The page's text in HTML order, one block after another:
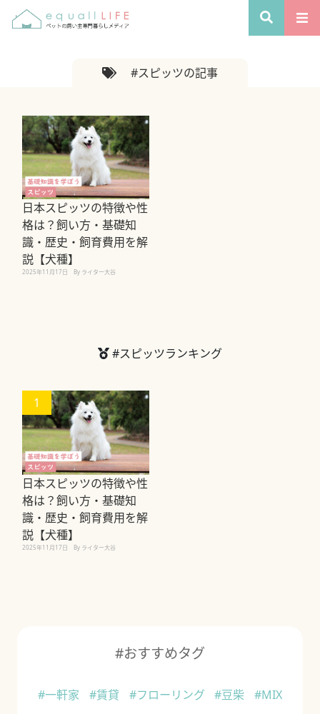
#スピッツの記事
日本スピッツの特徴や性
格は？飼い方・基礎知
識・歴史・飼育費用を解
説【犬種】
2025年11月17日 By ライター大谷
#スピッツランキング
1
日本スピッツの特徴や性
格は？飼い方・基礎知
識・歴史・飼育費用を解
説【犬種】
2025年11月17日 By ライター大谷
#おすすめタグ
#一軒家 #賃貸 #フローリング #豆柴
#MIX